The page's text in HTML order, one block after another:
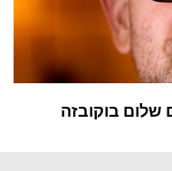
שלום בוקובזה